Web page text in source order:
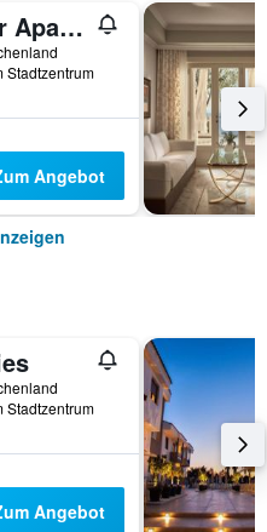
La Mer Apartments
Stadtzentrum
Angebot
Stadtzentrum
Angebot